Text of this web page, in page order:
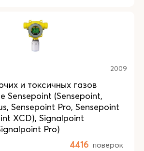
2009
и токсичных газов
Sensepoint (Sensepoint,
Sensepoint Pro, Sensepoint
XCD), Signalpoint
Pro)
4416 поверок